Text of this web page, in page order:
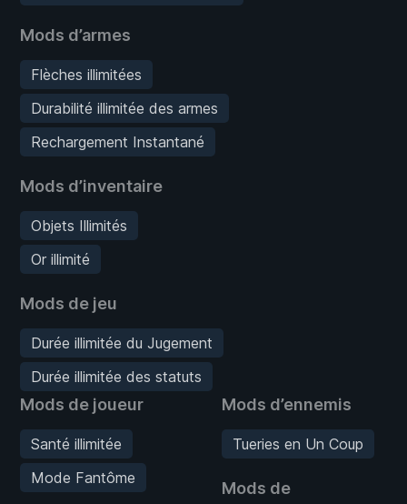
Mods d’armes
Flèches illimitées
Durabilité illimitée des armes
Rechargement Instantané
Mods d’inventaire
Objets Illimités
Or illimité
Mods de jeu
Durée illimitée du Jugement
Durée illimitée des statuts
Mods de joueur
Santé illimitée
Mode Fantôme
Mods d’ennemis
Tueries en Un Coup
Mods de